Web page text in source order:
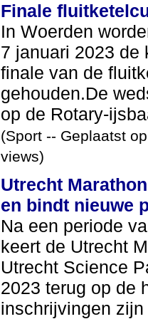
Finale
In Woerden
7 januari 2023 de
finale van de
gehouden.De
op de Rotary-
(Sport -- Geplaatst
views)
Utrecht
en bindt nieuwe
Na een periode
keert de Utrecht
Utrecht Science
2023 terug op de
inschrijvingen